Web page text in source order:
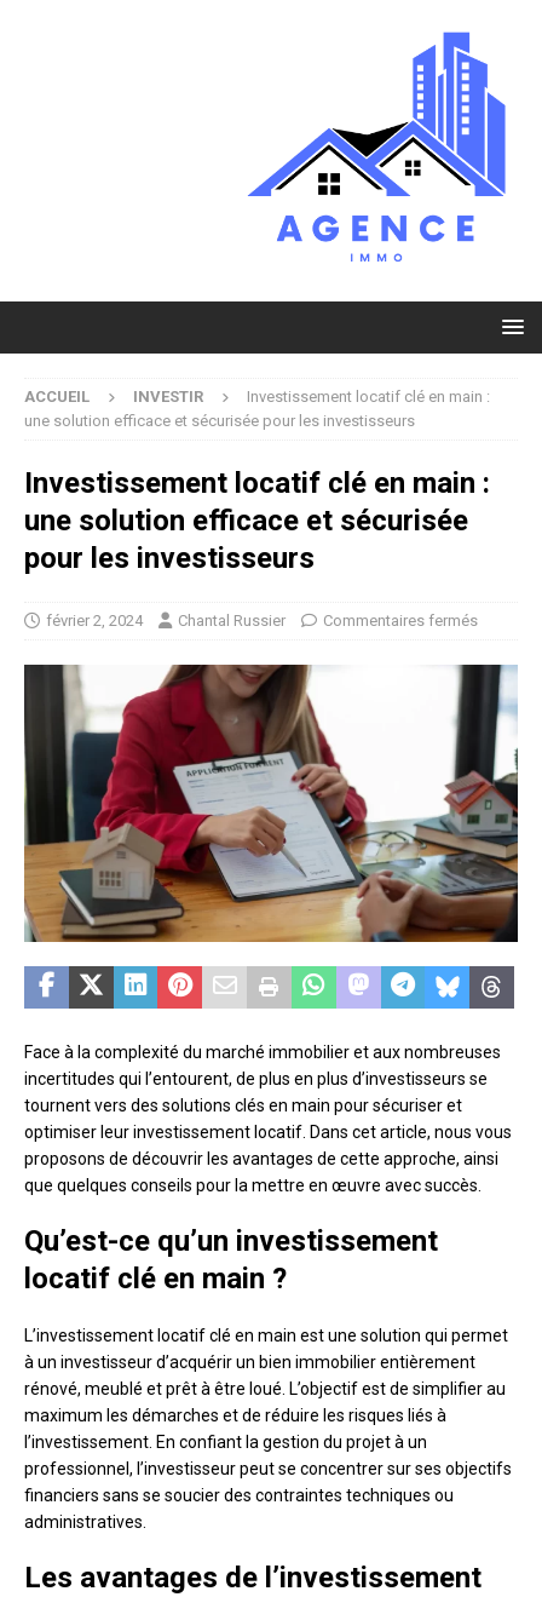
ACCUEIL INVESTIR
Investissement locatif clé en main :
une solution efficace et sécurisée pour les investisseurs
Investissement locatif clé en main :
une solution efficace et sécurisée
pour les investisseurs
février 2, 2024 Chantal Russier Commentaires fermés
Face à la complexité du marché immobilier et aux nombreuses
incertitudes qui l’entourent, de plus en plus d’investisseurs se
tournent vers des solutions clés en main pour sécuriser et
optimiser leur investissement locatif. Dans cet article, nous vous
proposons de découvrir les avantages de cette approche, ainsi
que quelques conseils pour la mettre en œuvre avec succès.
Qu’est-ce qu’un investissement
locatif clé en main ?
L’investissement locatif clé en main est une solution qui permet
à un investisseur d’acquérir un bien immobilier entièrement
rénové, meublé et prêt à être loué. L’objectif est de simplifier au
maximum les démarches et de réduire les risques liés à
l’investissement. En confiant la gestion du projet à un
professionnel, l’investisseur peut se concentrer sur ses objectifs
financiers sans se soucier des contraintes techniques ou
administratives.
Les avantages de l’investissement